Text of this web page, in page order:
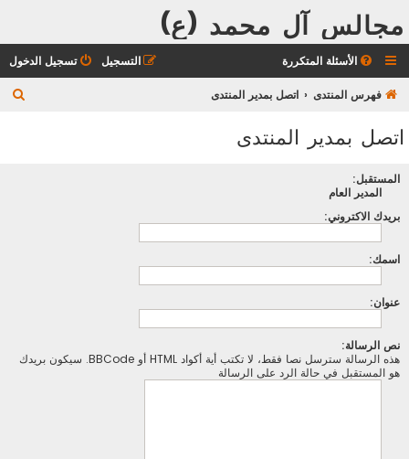
مجالس آل محمد (ع)
الأسئلة المتكررة تسجيل الدخول التسجيل
فهرس المنتدى اتصل بمدير المنتدى
اتصل بمدير المنتدى
المستقبل:
المدير العام
بريدك الاكتروني:
اسمك:
عنوان:
نص الرسالة:
هذه الرسالة سترسل نصا فقط، لا تكتب أية أكواد HTML أو BBCode. سيكون بريدك
هو المستقبل في حالة الرد على الرسالة